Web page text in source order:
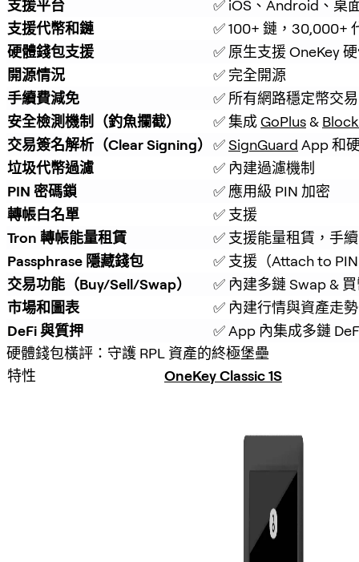
支援平台
✅ iOS、Android、桌
支援代幣和鏈
✅ 100+ 鏈，30,000+
硬體錢包支援
✅ 原生支援 OneKey
開源情況
✅ 完全開源
手續費減免
✅ 所有網路穩定幣交
安全檢測機制（釣魚攔截）
✅ 集成 GoPlus &
交易簽名解析（Clear Signing） ✅ SignGuard App 和
垃圾代幣過濾
✅ 內建過濾機制
PIN 密碼鎖
✅ 應用級 PIN 加密
轉帳白名單
✅ 支援
Tron 轉帳能量租賃
✅ 支援能量租賃，手
Passphrase 隱藏錢包
✅ 支援（Attach to
交易功能（Buy/Sell/Swap）
✅ 內建多鏈 Swap &
市場和圖表
✅ 內建行情與資產走勢
DeFi 與質押
✅ App 內集成多鏈
硬體錢包橫評：守護 RPL 資產的終極堡壘
特性
OneKey Classic 1S